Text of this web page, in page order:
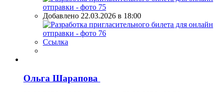
Добавлено 22.03.2026 в 18:00
Ссылка
Ольга Шарапова